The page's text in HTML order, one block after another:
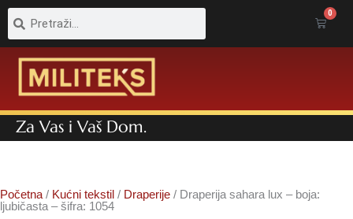
Pretraga 0
Cart
Za Vas i Vaš Dom.
Početna / Kućni tekstil / Draperije / Draperija sahara lux – boja:
ljubičasta – šifra: 1054